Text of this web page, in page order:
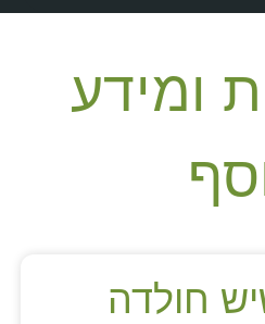
ומידע
חולדה